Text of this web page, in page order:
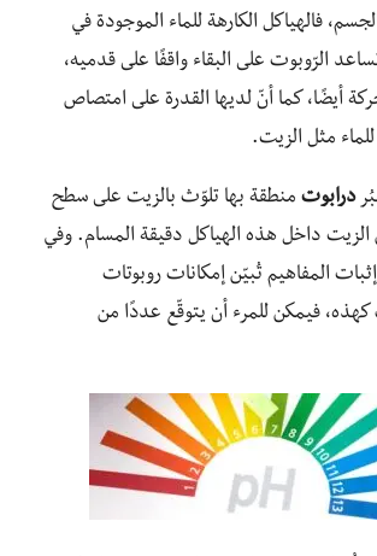
فالهياكل الكارهة للماء الموجودة في
الرّوبوت على البقاء واقفًا على قدميه،
أيضًا، كما أنّ لديها القدرة على امتصاص
مثل الزيت.
درابوت منطقة بها تلوّث بالزيت على سطح
الزيت داخل هذه الهياكل دقيقة المسام. وفي
المفاهيم تُبيّن إمكانات روبوتات
فيمكن للمرء أن يتوقّع عددًا من